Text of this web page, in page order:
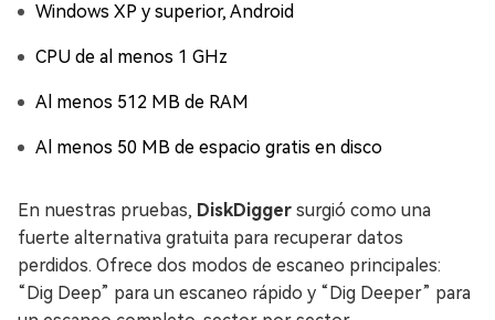
Windows XP y superior, Android
CPU de al menos 1 GHz
Al menos 512 MB de RAM
Al menos 50 MB de espacio gratis en disco
En nuestras pruebas, DiskDigger surgió como una
fuerte alternativa gratuita para recuperar datos
perdidos. Ofrece dos modos de escaneo principales:
“Dig Deep” para un escaneo rápido y “Dig Deeper” para